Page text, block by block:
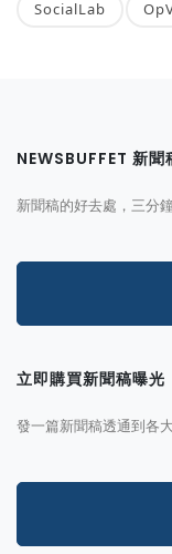
SocialLab
NEWSBUFFET 新聞
新聞稿的好去處，三分
立即購買新聞稿曝光
發一篇新聞稿透通到各